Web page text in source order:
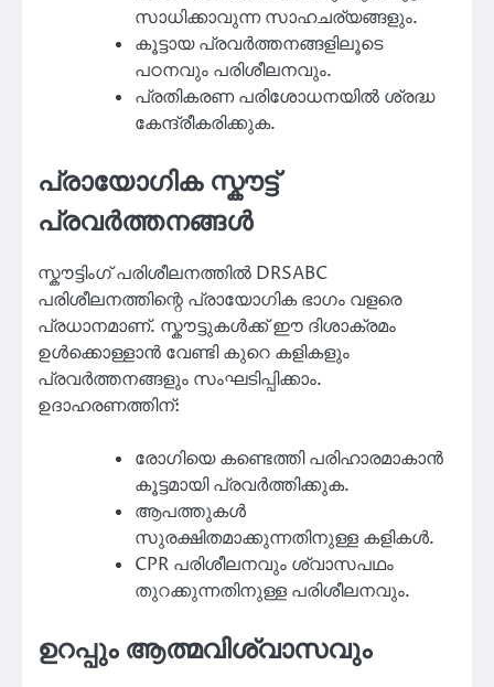
സാധിക്കാവുന്ന സാഹചര്യങ്ങളും.
കൂട്ടായ പ്രവർത്തനങ്ങളിലൂടെ
പഠനവും പരിശീലനവും.
പ്രതികരണ പരിശോധനയിൽ ശ്രദ്ധ
കേന്ദ്രീകരിക്കുക.
പ്രായോഗിക സ്കൗട്ട്
പ്രവർത്തനങ്ങൾ
സ്കൗട്ടിംഗ് പരിശീലനത്തിൽ DRSABC
പരിശീലനത്തിന്റെ പ്രായോഗിക ഭാഗം വളരെ
പ്രധാനമാണ്. സ്കൗട്ടുകൾക്ക് ഈ ദിശാക്രമം
ഉൾക്കൊള്ളാൻ വേണ്ടി കുറെ കളികളും
പ്രവർത്തനങ്ങളും സംഘടിപ്പിക്കാം.
ഉദാഹരണത്തിന്:
രോഗിയെ കണ്ടെത്തി പരിഹാരമാകാൻ
കൂട്ടമായി പ്രവർത്തിക്കുക.
ആപത്തുകൾ
സുരക്ഷിതമാക്കുന്നതിനുള്ള കളികൾ.
CPR പരിശീലനവും ശ്വാസപഥം
തുറക്കുന്നതിനുള്ള പരിശീലനവും.
ഉറപ്പും ആത്മവിശ്വാസവും